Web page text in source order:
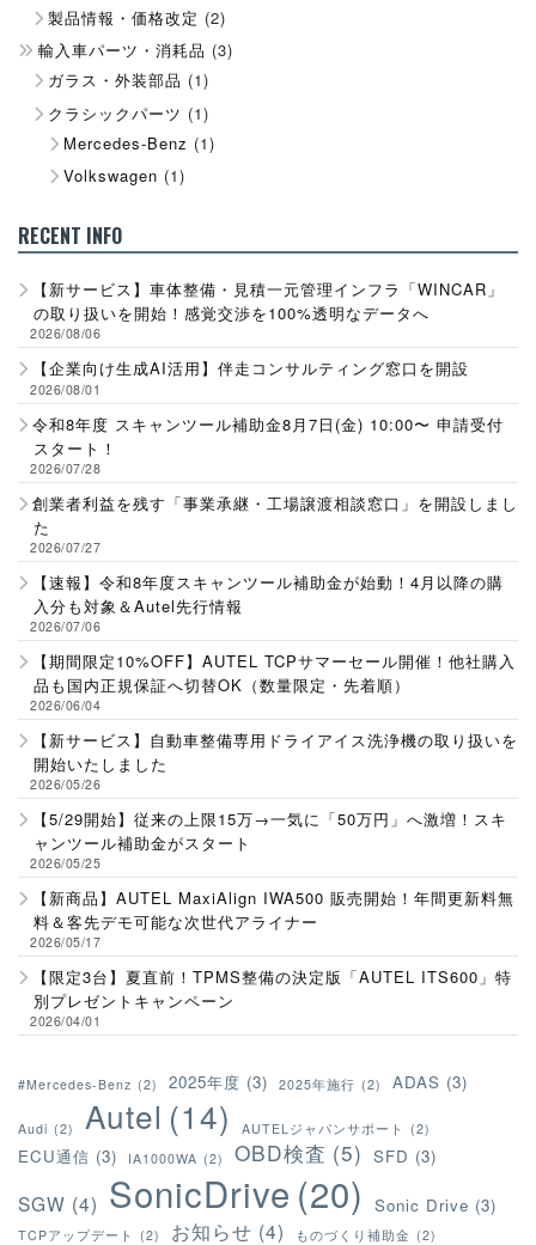
製品情報・価格改定 (2)
輸入車パーツ・消耗品 (3)
ガラス・外装部品 (1)
クラシックパーツ (1)
Mercedes-Benz (1)
Volkswagen (1)
RECENT INFO
【新サービス】車体整備・見積一元管理インフラ「WINCAR」
の取り扱いを開始！感覚交渉を100%透明なデータへ
2026/08/06
【企業向け生成AI活用】伴走コンサルティング窓口を開設
2026/08/01
令和8年度 スキャンツール補助金8月7日(金) 10:00〜 申請受付
スタート！
2026/07/28
創業者利益を残す「事業承継・工場譲渡相談窓口」を開設しまし
た
2026/07/27
【速報】令和8年度スキャンツール補助金が始動！4月以降の購
入分も対象＆Autel先行情報
2026/07/06
【期間限定10%OFF】AUTEL TCPサマーセール開催！他社購入
品も国内正規保証へ切替OK（数量限定・先着順）
2026/06/04
【新サービス】自動車整備専用ドライアイス洗浄機の取り扱いを
開始いたしました
2026/05/26
【5/29開始】従来の上限15万→一気に「50万円」へ激増！スキ
ャンツール補助金がスタート
2026/05/25
【新商品】AUTEL MaxiAlign IWA500 販売開始！年間更新料無
料＆客先デモ可能な次世代アライナー
2026/05/17
【限定3台】夏直前！TPMS整備の決定版「AUTEL ITS600」特
別プレゼントキャンペーン
2026/04/01
#Mercedes-Benz (2) 2025年度 (3) 2025年施行 (2) ADAS (3)
Audi (2) Autel (14) AUTELジャパンサポート (2)
ECU通信 (3) IA1000WA (2) OBD検査 (5) SFD (3)
SGW (4) SonicDrive (20) Sonic Drive (3)
TCPアップデート (2) お知らせ (4) ものづくり補助金 (2)